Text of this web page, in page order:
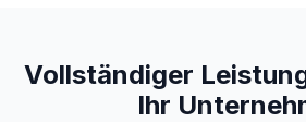
Vollständiger
Ihr